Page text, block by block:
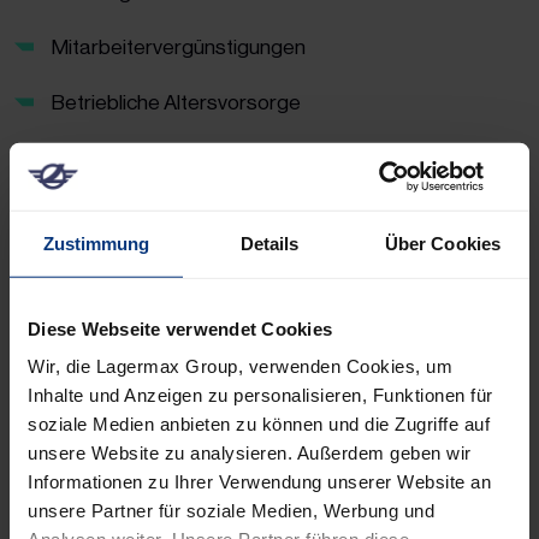
Zustimmung Details Über Cookies
Diese Webseite verwendet Cookies
Wir, die Lagermax Group, verwenden Cookies, um
Inhalte und Anzeigen zu personalisieren, Funktionen für
soziale Medien anbieten zu können und die Zugriffe auf
unsere Website zu analysieren. Außerdem geben wir
Informationen zu Ihrer Verwendung unserer Website an
unsere Partner für soziale Medien, Werbung und
Mitarbeitervergünstigungen
Betriebliche Altersvorsorge
Mental Health Angebote
Vielseitige Entwicklungsmöglichkeiten
Breites Angebot an Aus- und Weiterbildung
Motivierendes und wertschätzendes Miteinander
Onboarding-Programm